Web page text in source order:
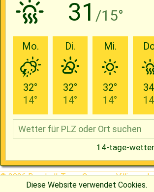
© 2026Baseball-Team Cavemen
HenningDiese Website verwendet Cookies.